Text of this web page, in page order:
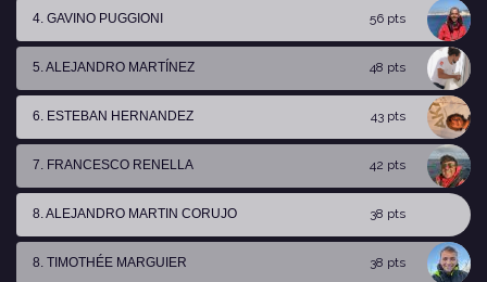
4. GAVINO PUGGIONI 56 pts
5. ALEJANDRO MARTÍNEZ 48 pts
6. ESTEBAN HERNANDEZ 43 pts
7. FRANCESCO RENELLA 42 pts
8. ALEJANDRO MARTIN CORUJO 38 pts
8. TIMOTHÉE MARGUIER 38 pts